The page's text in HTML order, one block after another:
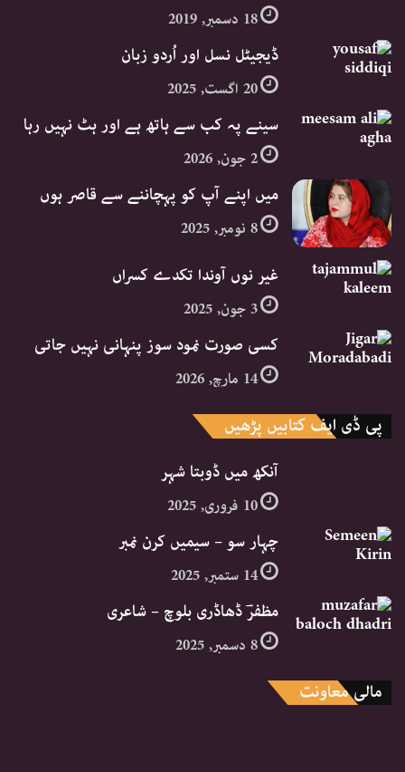
18 دسمبر, 2019
ڈیجیٹل نسل اور اُردو زبان
20 اگست, 2025
سینے پہ کب سے ہاتھ ہے اور ہٹ نہیں رہا
2 جون, 2026
میں اپنے آپ کو پہچاننے سے قاصر ہوں
8 نومبر, 2025
غیر نوں آوندا تکدے کسراں
3 جون, 2025
کسی صورت نمود سوز پنہانی نہیں جاتی
14 مارچ, 2026
پی ڈی ایف کتابیں پڑھیں
آنکھ میں ڈوبتا شہر
10 فروری, 2025
چہار سو – سیمیں کرن نمبر
14 ستمبر, 2025
مظفرؔ ڈھاڈری بلوچ – شاعری
8 دسمبر, 2025
مالی معاونت